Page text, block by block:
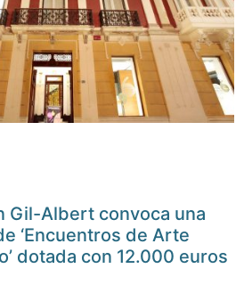
Gil-Albert convoca una
‘Encuentros de Arte
dotada con 12.000 euros